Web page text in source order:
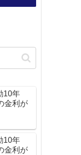
10年
金利が
10年
金利が